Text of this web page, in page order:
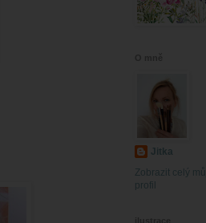
Jitka
Zobrazit celý můj
profil